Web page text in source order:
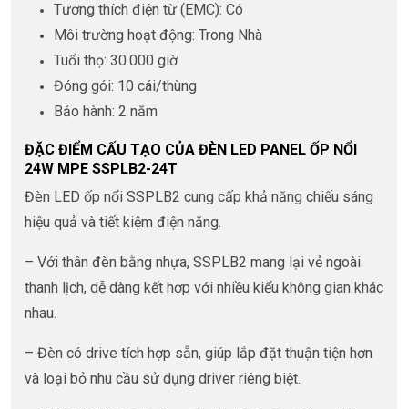
Tương thích điện từ (EMC): Có
Môi trường hoạt động: Trong Nhà
Tuổi thọ: 30.000 giờ
Đóng gói: 10 cái/thùng
Bảo hành: 2 năm
ĐẶC ĐIỂM CẤU TẠO CỦA ĐÈN LED PANEL ỐP NỔI
24W MPE SSPLB2-24T
Đèn LED ốp nổi SSPLB2 cung cấp khả năng chiếu sáng
hiệu quả và tiết kiệm điện năng.
– Với thân đèn bằng nhựa, SSPLB2 mang lại vẻ ngoài
thanh lịch, dễ dàng kết hợp với nhiều kiểu không gian khác
nhau.
– Đèn có drive tích hợp sẵn, giúp lắp đặt thuận tiện hơn
và loại bỏ nhu cầu sử dụng driver riêng biệt.